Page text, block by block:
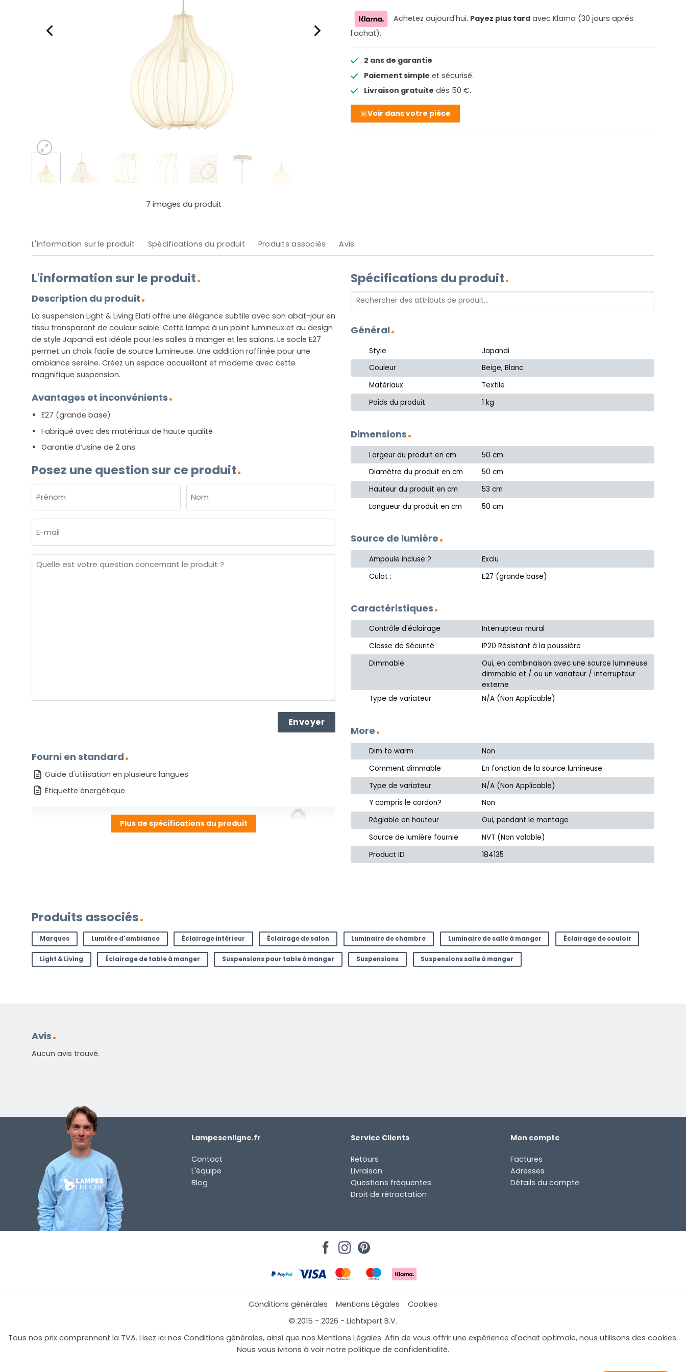
7 images du produit
Achetez aujourd'hui. Payez plus tard avec Klarna (30 jours aprés
l'achat).
2 ans de garantie
Paiement simple et sécurisé.
Livraison gratuite dés 50 €.
Voir dans votre pièce
L'information sur le produit Spécifications du produit Produits associés Avis
L'information sur le produit
Description du produit
La suspension Light & Living Elati offre une élégance subtile avec son abat-jour en
tissu transparent de couleur sable. Cette lampe à un point lumineux et au design
de style Japandi est idéale pour les salles à manger et les salons. Le socle E27
permet un choix facile de source lumineuse. Une addition raffinée pour une
ambiance sereine. Créez un espace accueillant et moderne avec cette
magnifique suspension.
Avantages et inconvénients
E27 (grande base)
Fabriqué avec des matériaux de haute qualité
Garantie d’usine de 2 ans
Posez une question sur ce produit
(NÉCESSAIRE)
Prénom Nom
mail
Quelle
est
Fourni en standard
Guide d'utilisation en plusieurs langues
Étiquette énergétique
AVEZ-VOUS UNE QUESTION ?
Plus de spécifications du produit
Spécifications du produit
Général
Style
Japandi
Couleur
Beige, Blanc
Matériaux
Textile
Poids du produit
1 kg
Dimensions
Largeur du produit en cm
50 cm
Diamètre du produit en cm
50 cm
Hauteur du produit en cm
53 cm
Longueur du produit en cm
50 cm
Source de lumière
Ampoule incluse ?
Exclu
Culot :
E27 (grande base)
Caractéristiques
Contrôle d'éclairage
Interrupteur mural
Classe de Sécurité
IP20 Résistant à la poussière
Dimmable
Oui, en combinaison avec une source lumineuse
dimmable et / ou un variateur / interrupteur
externe
Type de variateur
N/A (Non Applicable)
More
Dim to warm
Non
Comment dimmable
En fonction de la source lumineuse
Type de variateur
N/A (Non Applicable)
Y compris le cordon?
Non
Réglable en hauteur
Oui, pendant le montage
Source de lumière fournie
NVT (Non valable)
Product ID
184135
Produits associés
Marques Lumière d'ambiance Éclairage intérieur Éclairage de salon Luminaire de chambre Luminaire de salle à manger Éclairage de couloir
Light & Living Éclairage de table à manger Suspensions pour table à manger Suspensions Suspensions salle à manger
Avis
Aucun avis trouvé.
Lampesenligne.fr
Contact
L'équipe
Blog
Service Clients
Retours
Livraison
Questions fréquentes
Droit de rétractation
Mon compte
Factures
Adresses
Détails du compte
Conditions générales Mentions Légales
Cookies
© 2015 - 2026 - Lichtxpert B.V.
Tous nos prix comprennent la TVA. Lisez ici nos Conditions générales, ainsi que nos Mentions Légales. Afin de vous offrir une expérience d'achat optimale, nous utilisons des cookies.
Nous vous ivitons à voir notre politique de confidentialité.